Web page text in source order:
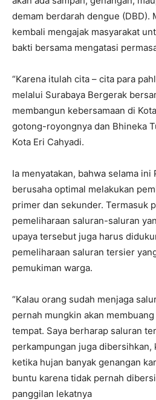
demam berdarah dengue (DBD).
kembali mengajak masyarakat
bakti bersama mengatasi
“Karena itulah cita – cita para
melalui Surabaya Bergerak
membangun kebersamaan di
gotong-royongnya dan Bhineka
Kota Eri Cahyadi.
Ia menyatakan, bahwa selama ini
berusaha optimal melakukan
primer dan sekunder. Termasuk
pemeliharaan saluran-saluran
upaya tersebut juga harus
pemeliharaan saluran tersier
pemukiman warga.
“Kalau orang sudah menjaga
pernah mungkin akan
tempat. Saya berharap saluran
perkampungan juga dibersihkan,
ketika hujan banyak genangan
buntu karena tidak pernah
panggilan lekatnya